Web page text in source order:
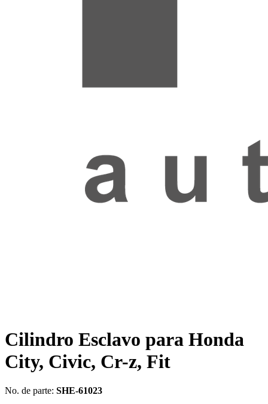
Cilindro Esclavo para Honda
City, Civic, Cr-z, Fit
No. de parte: SHE-61023